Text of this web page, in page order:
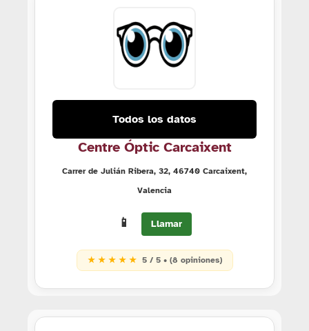
Todos los datos
Centre Óptic Carcaixent
Carrer de Julián Ribera, 32, 46740 Carcaixent,
Valencia
📱 Llamar
★ ★ ★ ★ ★ 5 / 5 • (8 opiniones)